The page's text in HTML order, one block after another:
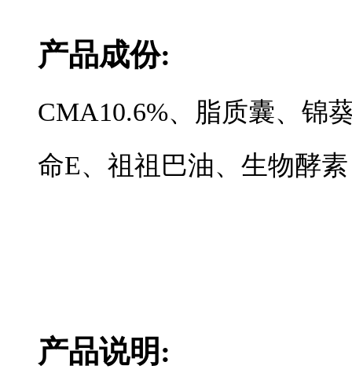
产品成份:
CMA10.6%、脂质囊、锦
命E、祖祖巴油、生物酵素
产品说明: